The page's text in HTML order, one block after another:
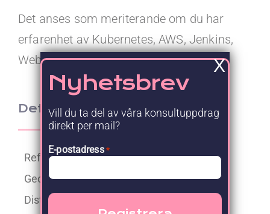
Det anses som meriterande om du har
erfarenhet av Kubernetes, AWS, Jenkins,
WebLogic och Terraform.
Detaljer
Referens: 171384
Geografisk placering: SE, Stockholm
Distansarbete:
Nyhetsbrev
Vill du ta del av våra konsultuppdrag
direkt per mail?
E-postadress *
X